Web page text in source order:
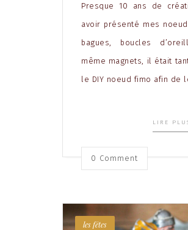
Presque 10 ans de
avoir présenté mes
bagues, boucles
même magnets, il était
le DIY noeud fimo afin de
LIRE
0 Comment
les fêtes